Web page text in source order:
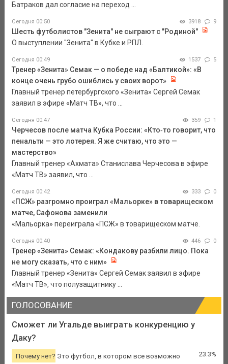
Батраков дал согласие на переход ...
Сегодня 00:50 3918 9
Шесть футболистов "Зенита" не сыграют с "Родиной"
О выступлении "Зенита" в Кубке и РПЛ.
Сегодня 00:49 1537 5
Тренер «Зенита» Семак — о победе над «Балтикой»: «В
конце очень грубо ошиблись у своих ворот»
Главный тренер петербургского «Зенита» Сергей Семак
заявил в эфире «Матч ТВ», что ...
Сегодня 00:47 359 1
Черчесов после матча Кубка России: «Кто‑то говорит, что
пенальти — это лотерея. Я же считаю, что это —
мастерство»
Главный тренер «Ахмата» Станислава Черчесова в эфире
«Матч ТВ» заявил, что ...
Сегодня 00:42 333 0
«ПСЖ» разгромно проиграл «Мальорке» в товарищеском
матче, Сафонова заменили
«Мальорка» переиграла «ПСЖ» в товарищеском матче.
Сегодня 00:40 446 0
Тренер «Зенита» Семак: «Кондакову разбили лицо. Пока
не могу сказать, что с ним»
Главный тренер «Зенита» Сергей Семак заявил в эфире
«Матч ТВ», что полузащитнику ...
ГОЛОСОВАНИЕ
Сможет ли Угальде выиграть конкуренцию у
Даку?
Почему нет? Это футбол, в котором все возможно 23.3%